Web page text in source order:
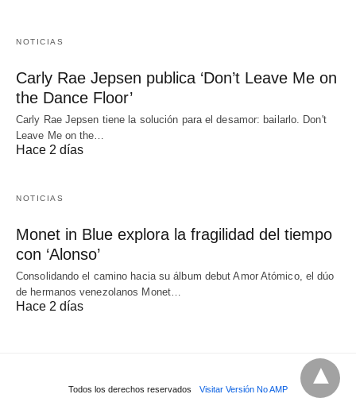
NOTICIAS
Carly Rae Jepsen publica ‘Don’t Leave Me on
the Dance Floor’
Carly Rae Jepsen tiene la solución para el desamor: bailarlo. Don't
Leave Me on the…
Hace 2 días
NOTICIAS
Monet in Blue explora la fragilidad del tiempo
con ‘Alonso’
Consolidando el camino hacia su álbum debut Amor Atómico, el dúo
de hermanos venezolanos Monet…
Hace 2 días
Todos los derechos reservados Visitar Versión No AMP